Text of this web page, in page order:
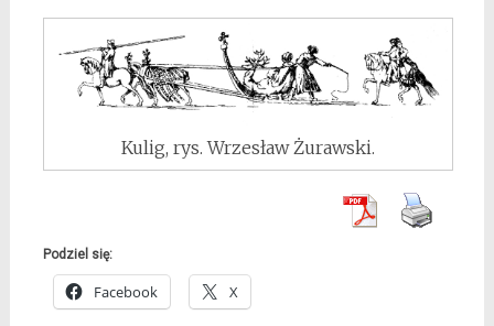
Kulig, rys. Wrzesław Żurawski.
Podziel się:
Facebook X